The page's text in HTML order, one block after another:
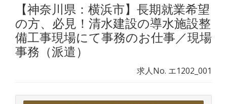
【神奈川県：横浜市】長期就業希望
の方、必見！清水建設の導水施設整
備工事現場にて事務のお仕事／現場
事務（派遣）
求人No. エ1202_001